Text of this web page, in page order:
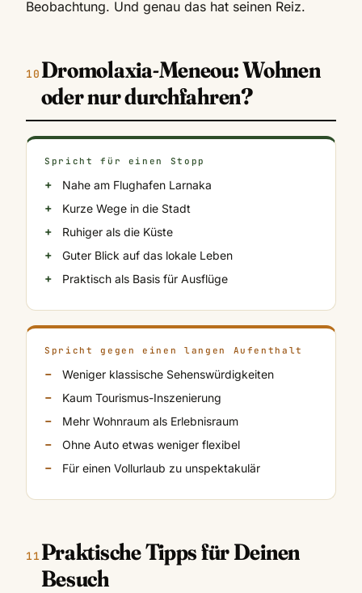
Beobachtung. Und genau das hat seinen Reiz.
Dromolaxia-Meneou: Wohnen
oder nur durchfahren?
Spricht für einen Stopp
Nahe am Flughafen Larnaka
Kurze Wege in die Stadt
Ruhiger als die Küste
Guter Blick auf das lokale Leben
Praktisch als Basis für Ausflüge
Spricht gegen einen langen Aufenthalt
Weniger klassische Sehenswürdigkeiten
Kaum Tourismus-Inszenierung
Mehr Wohnraum als Erlebnisraum
Ohne Auto etwas weniger flexibel
Für einen Vollurlaub zu unspektakulär
Praktische Tipps für Deinen
Besuch